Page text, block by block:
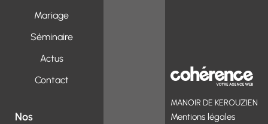
Mariage
Séminaire
Actus
Contact
Nos
MANOIR DE KEROUZIEN
Mentions légales